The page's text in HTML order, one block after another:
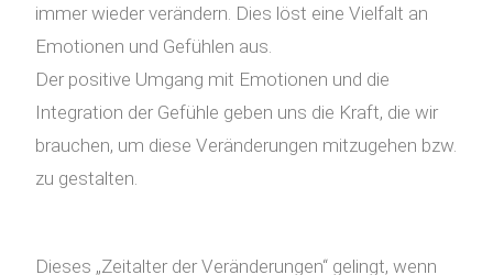
immer wieder verändern. Dies löst eine Vielfalt an
Emotionen und Gefühlen aus.
Der positive Umgang mit Emotionen und die
Integration der Gefühle geben uns die Kraft, die wir
brauchen, um diese Veränderungen mitzugehen bzw.
zu gestalten.
Dieses „Zeitalter der Veränderungen“ gelingt, wenn